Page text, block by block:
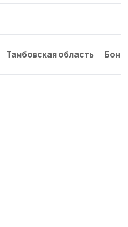
Тамбовская область